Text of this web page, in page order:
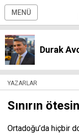
MENÜ
Durak
YAZARLAR
Sınırın
Ortadoğu’da hiçbir